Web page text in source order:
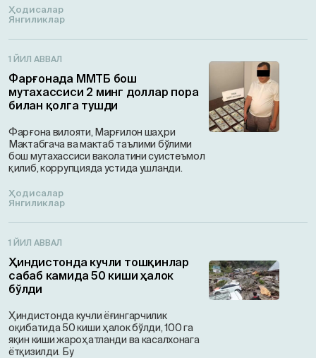
Ҳодисалар
Янгиликлар
1 ЙИЛ АВВАЛ
Фарғонада ММТБ бош
мутахассиси 2 минг доллар пора
билан қолга тушди
Фарғона вилояти, Марғилон шаҳри
Мактабгача ва мактаб таълими бўлими
бош мутахассиси ваколатини суистеъмол
қилиб, коррупцияда устида ушланди.
Ҳодисалар
Янгиликлар
1 ЙИЛ АВВАЛ
Ҳиндистонда кучли тошқинлар
сабаб камида 50 киши ҳалок
бўлди
Ҳиндистонда кучли ёғингарчилик
оқибатида 50 киши ҳалок бўлди, 100 га
яқин киши жароҳатланди ва касалхонага
ётқизилди. Бу